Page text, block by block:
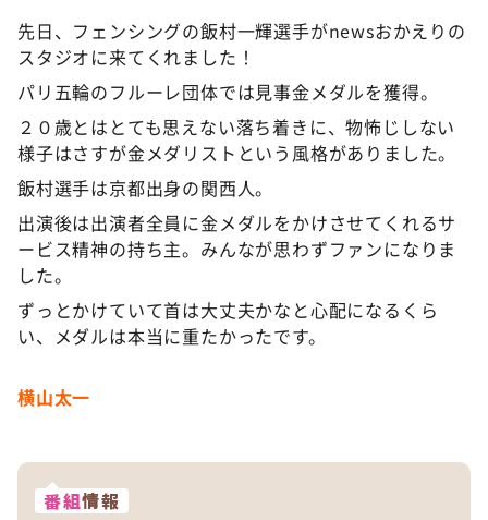
先日、フェンシングの飯村一輝選手がnewsおかえりの
スタジオに来てくれました！
パリ五輪のフルーレ団体では見事金メダルを獲得。
２０歳とはとても思えない落ち着きに、物怖じしない
様子はさすが金メダリストという風格がありました。
飯村選手は京都出身の関西人。
出演後は出演者全員に金メダルをかけさせてくれるサ
ービス精神の持ち主。みんなが思わずファンになりま
した。
ずっとかけていて首は大丈夫かなと心配になるくら
い、メダルは本当に重たかったです。
横山太一
番組情報